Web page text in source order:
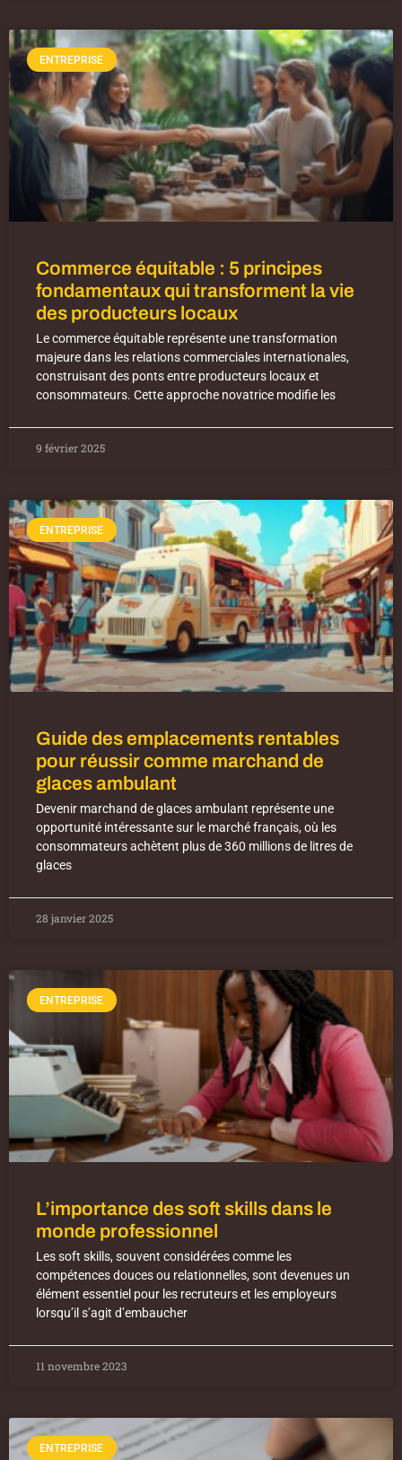
ENTREPRISE
Commerce équitable : 5 principes
fondamentaux qui transforment la vie
des producteurs locaux
Le commerce équitable représente une transformation
majeure dans les relations commerciales internationales,
construisant des ponts entre producteurs locaux et
consommateurs. Cette approche novatrice modifie les
9 février 2025
ENTREPRISE
Guide des emplacements rentables
pour réussir comme marchand de
glaces ambulant
Devenir marchand de glaces ambulant représente une
opportunité intéressante sur le marché français, où les
consommateurs achètent plus de 360 millions de litres de
glaces
28 janvier 2025
ENTREPRISE
L’importance des soft skills dans le
monde professionnel
Les soft skills, souvent considérées comme les
compétences douces ou relationnelles, sont devenues un
élément essentiel pour les recruteurs et les employeurs
lorsqu’il s’agit d’embaucher
11 novembre 2023
ENTREPRISE